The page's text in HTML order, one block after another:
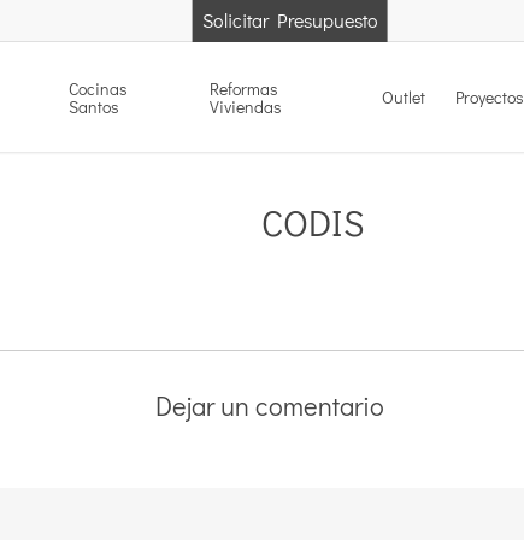
Solicitar Presupuesto
Cocinas
Santos
Reformas
Viviendas Outlet Proyectos
CODIS
Dejar un comentario